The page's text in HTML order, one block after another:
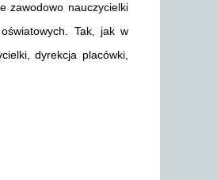
zawodowo nauczycielki
Tak, jak w
dyrekcja placówki,